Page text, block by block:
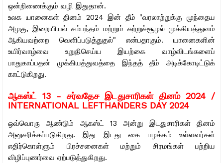
ஒன்றிணைக்கும் வழி இதுதான்.
உலக யானைகள் தினம் 2024 இன் தீம் "வரலாற்றுக்கு முந்தைய
அழகு, இறையியல் சம்பந்தம் மற்றும் சுற்றுச்சூழல் முக்கியத்துவம்
ஆகியவற்றை வெளிப்படுத்துதல்" என்பதாகும். யானைகளின்
உயிர்வாழ்வை உறுதிசெய்ய இயற்கை வாழ்விடங்களைப்
பாதுகாப்பதன் முக்கியத்துவத்தை இந்தத் தீம் அடிக்கோடிட்டுக்
காட்டுகிறது.
ஆகஸ்ட் 13 - சர்வதேச இடதுசாரிகள் தினம் 2024 /
INTERNATIONAL LEFTHANDERS DAY 2024
ஒவ்வொரு ஆண்டும் ஆகஸ்ட் 13 அன்று இடதுசாரிகள் தினம்
அனுசரிக்கப்படுகிறது. இது இடது கை பழக்கம் உள்ளவர்கள்
எதிர்கொள்ளும் பிரச்சனைகள் மற்றும் சிரமங்கள் பற்றிய
விழிப்புணர்வை ஏற்படுத்துகிறது.